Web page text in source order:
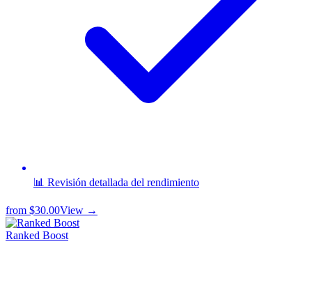
📊 Revisión detallada del rendimiento
from $30.00View →
Ranked Boost